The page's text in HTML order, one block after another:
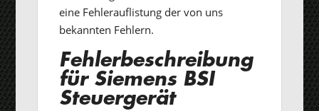
eine Fehlerauflistung der von uns
bekannten Fehlern.
Fehlerbeschreibung
für Siemens BSI
Steuergerät